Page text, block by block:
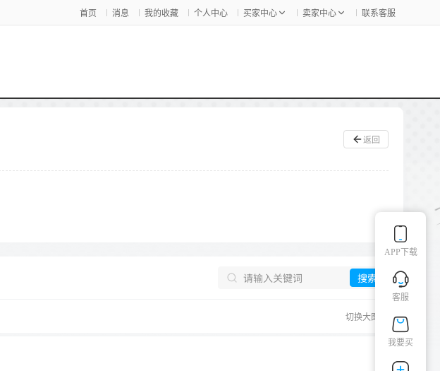
首页 消息 我的收藏 个人中心 买家中心 卖家中心 联系客服
返回
搜索
切换大图
APP下载
客服
我要买